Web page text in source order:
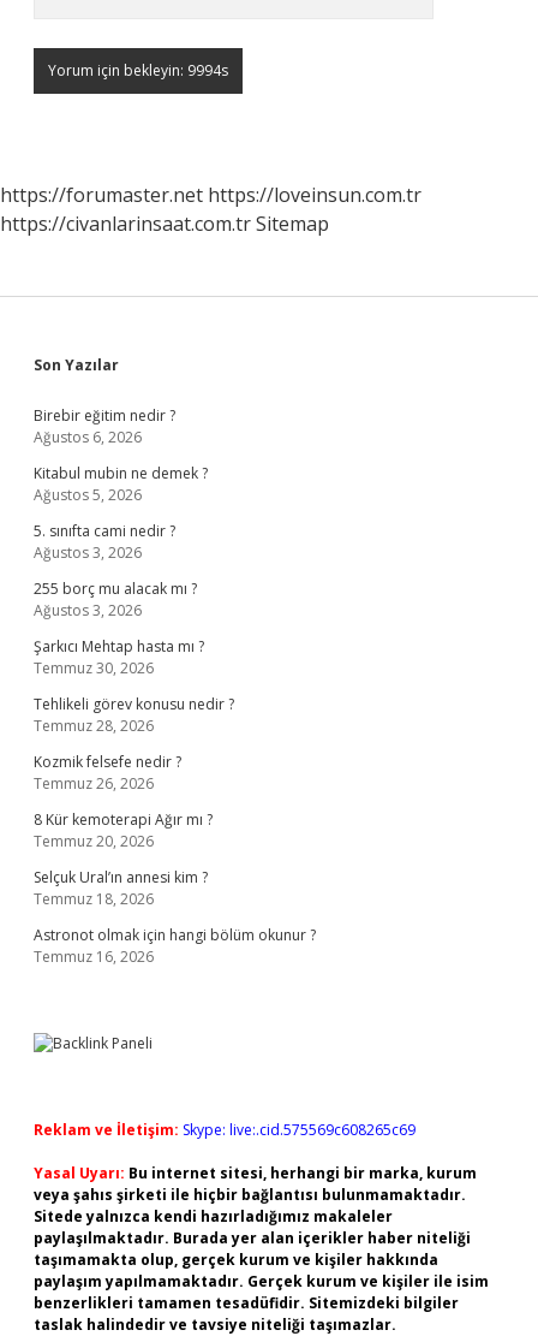
https://forumaster.net https://loveinsun.com.tr
https://civanlarinsaat.com.trSitemap
Sidebar
Son Yazılar
Birebir eğitim nedir ?
Ağustos 6, 2026
Kitabul mubin ne demek ?
Ağustos 5, 2026
5. sınıfta cami nedir ?
Ağustos 3, 2026
255 borç mu alacak mı ?
Ağustos 3, 2026
Şarkıcı Mehtap hasta mı ?
Temmuz 30, 2026
Tehlikeli görev konusu nedir ?
Temmuz 28, 2026
Kozmik felsefe nedir ?
Temmuz 26, 2026
8 Kür kemoterapi Ağır mı ?
Temmuz 20, 2026
Selçuk Ural’ın annesi kim ?
Temmuz 18, 2026
Astronot olmak için hangi bölüm okunur ?
Temmuz 16, 2026
Reklam ve İletişim: Skype: live:.cid.575569c608265c69
Yasal Uyarı: Bu internet sitesi, herhangi bir marka, kurum
veya şahıs şirketi ile hiçbir bağlantısı bulunmamaktadır.
Sitede yalnızca kendi hazırladığımız makaleler
paylaşılmaktadır. Burada yer alan içerikler haber niteliği
taşımamakta olup, gerçek kurum ve kişiler hakkında
paylaşım yapılmamaktadır. Gerçek kurum ve kişiler ile isim
benzerlikleri tamamen tesadüfidir. Sitemizdeki bilgiler
taslak halindedir ve tavsiye niteliği taşımazlar.